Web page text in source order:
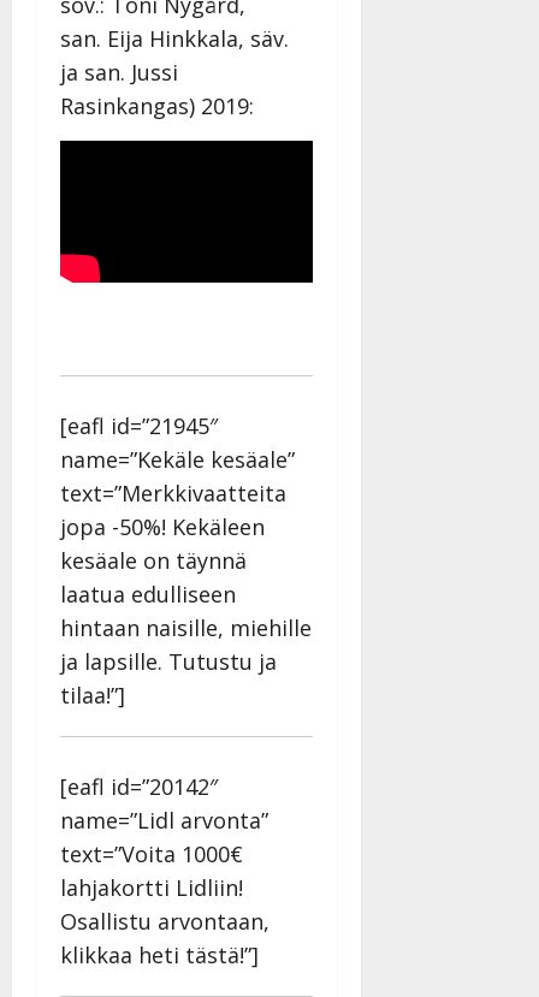
san. Eija Hinkkala, säv.
ja san. Jussi
Rasinkangas) 2019:
[eafl id=”21945″
name=”Kekäle kesäale”
text=”Merkkivaatteita
jopa -50%! Kekäleen
kesäale on täynnä
laatua edulliseen
hintaan naisille, miehille
ja lapsille. Tutustu ja
tilaa!”]
[eafl id=”20142″
name=”Lidl arvonta”
text=”Voita 1000€
lahjakortti Lidliin!
Osallistu arvontaan,
klikkaa heti tästä!”]